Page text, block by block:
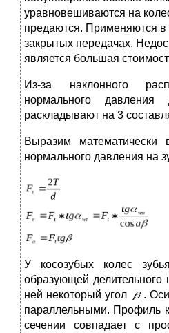
уравновешиваются на
предаются. Применяются
закрытых передачах.
является большая
Из-за наклонного
нормального давления
раскладывают на 3
Выразим математически
нормального давления на
У косозубых колес
образующей делительного
ней некоторый угол
.
параллельными. Профиль
сечении совпадает с